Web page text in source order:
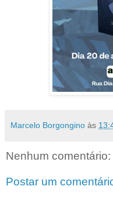
Marcelo Borgongino às
Nenhum comentário:
Postar um